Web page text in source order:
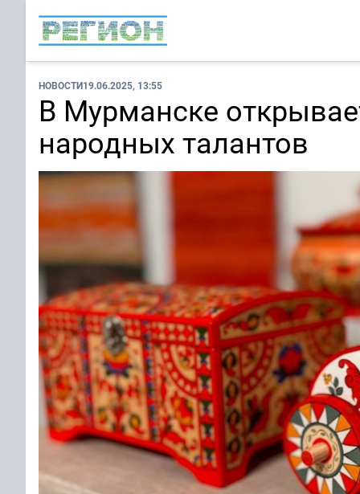
НОВОСТИ19.06.2025, 13:55
В Мурманске
народных талантов